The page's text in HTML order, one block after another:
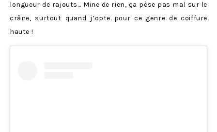
longueur de rajouts… Mine de rien, ça pèse pas mal sur le
crâne, surtout quand j’opte pour ce genre de coiffure
haute !